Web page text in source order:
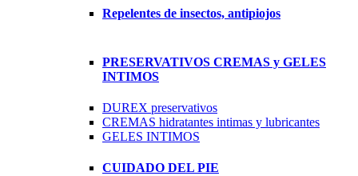
Repelentes de insectos, antipiojos
PRESERVATIVOS CREMAS y GELES
INTIMOS
DUREX preservativos
CREMAS hidratantes intimas y lubricantes
GELES INTIMOS
CUIDADO DEL PIE